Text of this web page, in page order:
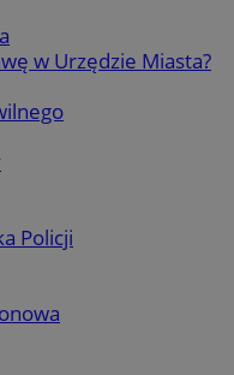
w Urzędzie Miasta?
Policji